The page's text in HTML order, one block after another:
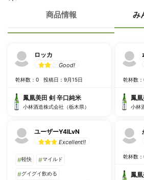
商品情報 み
ロッカ
Good!
乾杯数：0 投稿日：9月15日
鳳凰美田 剣 辛口純米
小林酒造株式会社（栃木県）
乾杯数
鳳
小林
ユーザーY4lLvN
Excellent!!
#軽快 #マイルド
#グイグイ飲める
乾杯数
鳳